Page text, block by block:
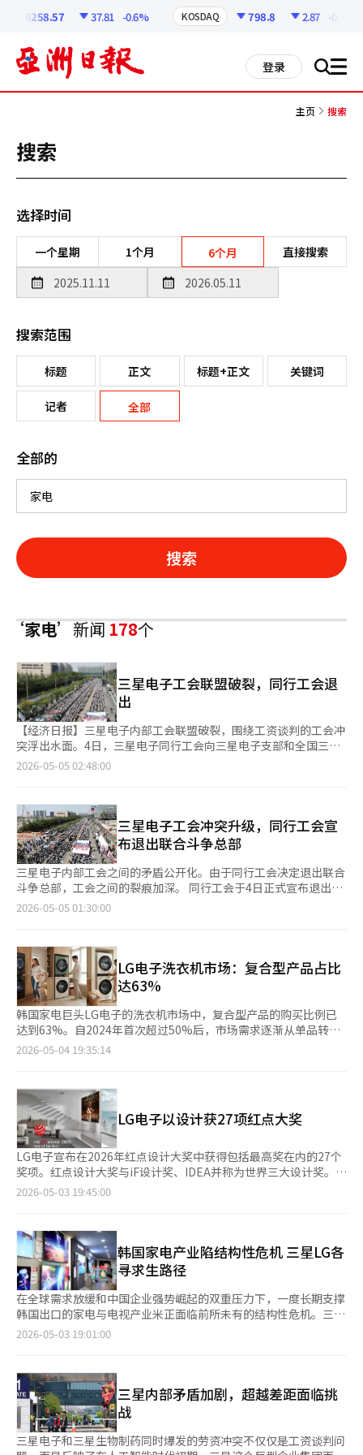
6258.57 37.81 -0.6% KOSDAQ 798.8 2.87 -0.36%
登录 搜 all
主页 搜索
搜索
选择时间
一个星期 1个月 6个月 直接搜索
搜索范围
标题 正文 标题+正文 关键词
记者 全部
全部的
搜索
‘家电’新闻178个
三星电子工会联盟破裂，同行工会退
出
【经济日报】三星电子内部工会联盟破裂，围绕工资谈判的工会冲
突浮出水面。4日，三星电子同行工会向三星电子支部和全国三星
电子工会发出通知，宣布退出2026年工资谈判联合谈判团，并正
合斗争总部。此次退出可能导致工会内部分裂加剧。同行工会表
示，退出是因为“未能反映全体会员的利益，且未确认协商意
图”，并称“在反复冲突中互信被破坏，难以实现联合谈判的目
标”。此外，同行工会还指出，部分工会使用“御用工会”等贬低
性词汇，显示出冲突加剧。同行工会拥有约2300名会员，其中
70%来自家电、智能手机、电视等设备体验（DX）部门。由于公
司内非半导体业务员工为主，对半导体业务绩效奖金的要求不满逐
渐积累。同行工会计划于6日通知公司退出联合斗争总部，并请求
预计将加剧三星电子工会间的冲突。此前，过半数工会的三星电子
支部因专注于半导体业务的绩效奖金要求而受到批评，DX部门员
工中出现了退出的趋势。实际上，三星电子支部的会员人数已从
7.6万减少到7.4万。DX部门为中心的新工会成立动向也被察觉。工
会间利益分歧使得维持单一谈判体系变得困难。联合斗争总部已宣
布将于21日开始总罢工。同行工会的会员预计将根据个人判断参与
罢工。※ 本报道经人工智能（AI）系统翻译与编辑。
2026-05-05 02:48:00
三星电子工会冲突升级，同行工会宣
布退出联合斗争总部
三星电子内部工会之间的矛盾公开化。由于同行工会决定退出联合
斗争总部，工会之间的裂痕加深。 同行工会于4日正式宣布退出与
全国三星工会和超企业工会的2026年工资谈判联合谈判团。 同行
方工会（超企业工会和全国三星工会）一直没有回应，也没有表现
出协商意愿，导致他们的意见未被采纳。 据三星电子工会称，去
年11月，超企业工会、全国三星工会和同行工会组成了联合谈判
团，以进行2026年工资谈判。最终谈判破裂后，联合谈判团于3月
转为联合斗争总部，计划于21日进行总罢工以推动绩效奖金改善方
案。 同行工会是第三大工会，拥有约2300名成员，主要来自家
电、智能手机和电视等DX部门。 同行工会在声明中表示，他们一
直遭受攻击和贬低，甚至被称为“御用工会”，严重损害了相互尊
得到改善，同行工会最终决定退出。 同行工会的退出可能会使三
星电子的劳资关系进入新阶段。原计划通过联合斗争总部统一各工
会的声音以施压公司，但在总罢工前，谈判团的凝聚力已不可避免
地减弱。 联合斗争总部对同行工会的退出没有发表正式立场，计
划于21日继续进行总罢工。 同行工会计划于6日正式通知公司退出
联合斗争总部，并请求单独谈判。※ 本报道经人工智能（AI）系统
翻译与编辑。
2026-05-05 01:30:00
LG电子洗衣机市场：复合型产品占比
达63%
韩国家电巨头LG电子的洗衣机市场中，复合型产品的购买比例已
达到63%。自2024年首次超过50%后，市场需求逐渐从单品转向
一体化和串联型产品。据业内人士透露，LG电子今年第一季度复
安装洗衣机和干衣机相比，复合型产品减少了安装空间并简化了使
用流程。产品分为串联型“洗衣塔”和一体型“洗衣组合”。洗衣
塔适合需要频繁大容量洗衣的家庭，而洗衣组合则适合日常频繁洗
衣的需求。洗衣塔的整体高度比同级别的单独安装的洗衣机和干衣
机低约9厘米，干衣机门的中心高度为148.3厘米，提升了用户的便
利性。自2020年4月在韩国推出以来，洗衣塔的累计销量已超过
120万台，全球销量超过300万台。LG电子计划从本月起逐步推出
改进设计和容量的新产品，加速市场向复合型洗衣机的转变。业内
期来看有望成为主流产品。※ 本报道经人工智能（AI）系统翻译与
编辑。
2026-05-04 19:35:14
LG电子以设计获27项红点大奖
LG电子宣布在2026年红点设计大奖中获得包括最高奖在内的27个
奖项。红点设计大奖与iF设计奖、IDEA并称为世界三大设计奖。今
年2月，LG电子在iF设计奖中也获得了26个奖项。其创新产品如与
计大奖中，LG OLED evo W6凭借其仅9毫米的厚度和壁纸设计获
得最高奖。家电和IT领域的设计因其生活便利性而受到好评。包括
采用零间隙铰链的LG法式门冰箱、极简设计的LG Whisen Objet
Collection家用空调，以及提供最佳立体声的LG Sound Suite家庭
音响系统。郑旭俊，LG电子设计管理中心总经理，强调将继续开
发与生活空间自然融合并提高使用便利性的客户中心设计。※ 本
报道经人工智能（AI）系统翻译与编辑。
2026-05-03 19:45:00
韩国家电产业陷结构性危机 三星LG各
寻求生路径
在全球需求放缓和中国企业强势崛起的双重压力下，一度长期支撑
韩国出口的家电与电视产业米正面临前所未有的结构性危机。三星
和LG两大家电巨头采取截然不同的生存法则，三星在“选择与集
责家电与电视业务的影像显示（VD）和生活家电（DA）部门去年
合计录得2000亿韩元（约合人民币9.2亿元）赤字。虽然今年第一
季度实现2000亿韩元的营业利润，但同比仍出现下滑。 业内普遍
认为，在中东局势引发的高油价、高汇率环境下，物流成本和原材
料价格上涨，市场需求疲软和中国企业竞争加剧，三星相关业务短
2026-05-03 19:01:00
三星内部矛盾加剧，超越差距面临挑
战
三星电子和三星生物制药同时爆发的劳资冲突不仅仅是工资谈判问